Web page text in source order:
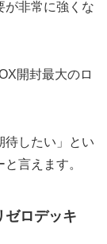
が非常に強くな
開封最大のロ
待したい」とい
言えます。
ゼロデッキ